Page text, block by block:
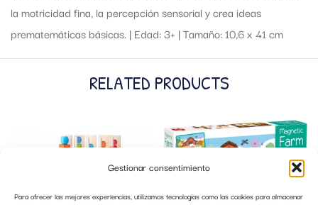
Gestionar consentimiento
Para ofrecer las mejores experiencias, utilizamos tecnologías como las cookies para almacenar
la motricidad fina, la percepción sensorial y crea ideas
prematemáticas básicas. | Edad: 3+ | Tamaño: 10,6 x 41 cm
RELATED PRODUCTS